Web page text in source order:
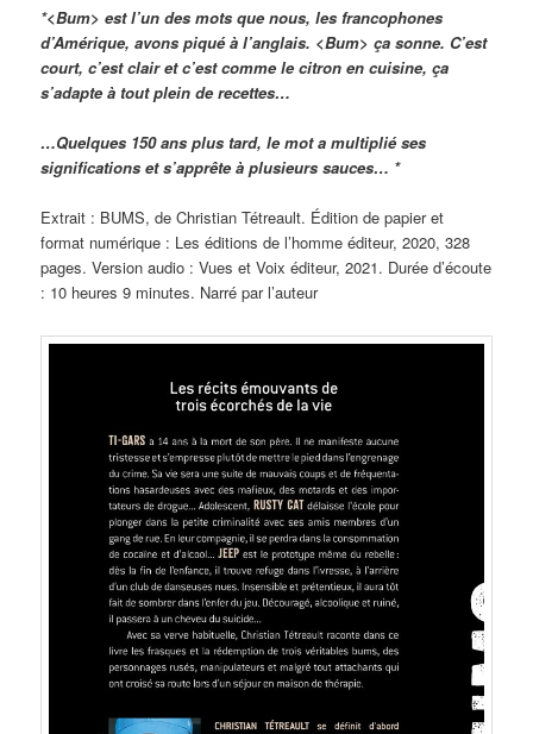
*<Bum> est l’un des mots que nous, les francophones
d’Amérique, avons piqué à l’anglais. <Bum> ça sonne. C’est
court, c’est clair et c’est comme le citron en cuisine, ça
s’adapte à tout plein de recettes…
…Quelques 150 ans plus tard, le mot a multiplié ses
significations et s’apprête à plusieurs sauces… *
Extrait : BUMS, de Christian Tétreault. Édition de papier et
format numérique : Les éditions de l’homme éditeur, 2020, 328
pages. Version audio : Vues et Voix éditeur, 2021. Durée d’écoute
: 10 heures 9 minutes. Narré par l’auteur